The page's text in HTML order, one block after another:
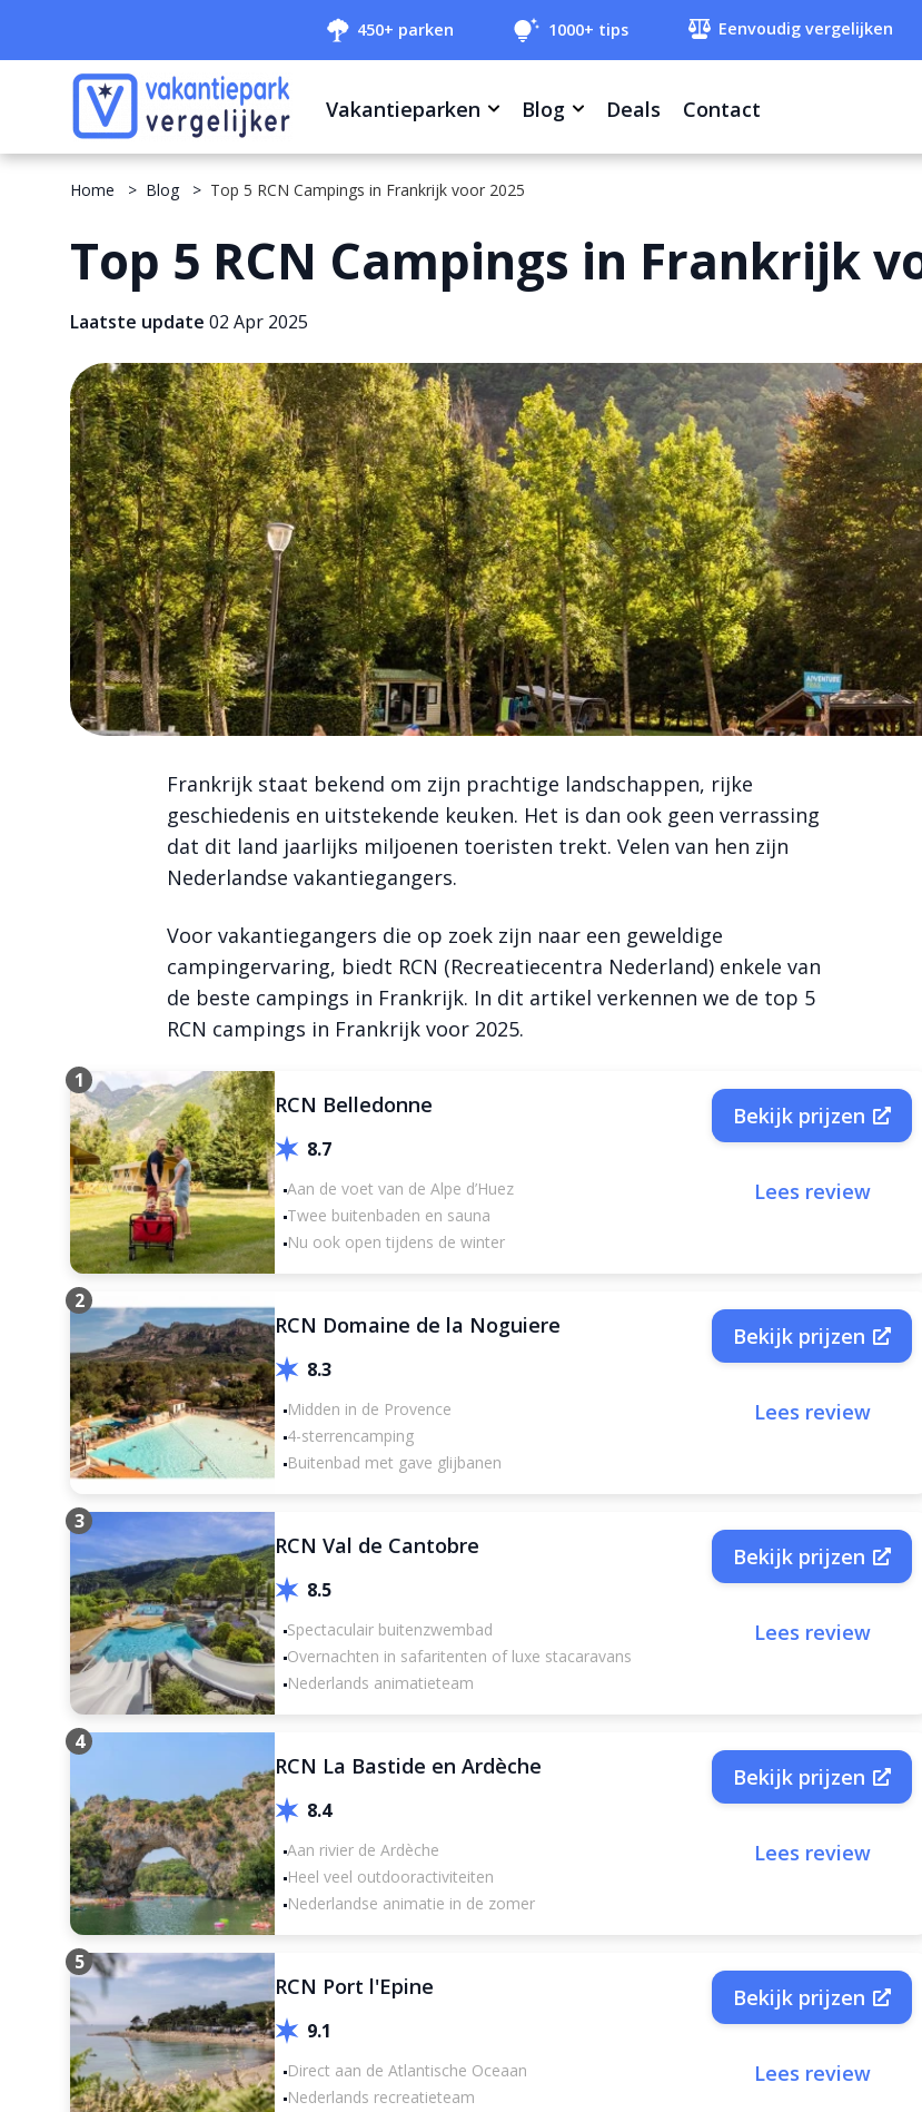
450+ parken 1000+ tips Eenvoudig vergelijken
Vakantieparken Blog Deals Contact
Home Blog Top 5 RCN Campings in Frankrijk voor 2025
Top 5 RCN Campings in Frankrijk
Laatste update 02 Apr 2025
Frankrijk staat bekend om zijn prachtige landschappen, rijke
geschiedenis en uitstekende keuken. Het is dan ook geen verrassing
dat dit land jaarlijks miljoenen toeristen trekt. Velen van hen zijn
Nederlandse vakantiegangers.
Voor vakantiegangers die op zoek zijn naar een geweldige
campingervaring, biedt RCN (Recreatiecentra Nederland) enkele van
de beste campings in Frankrijk. In dit artikel verkennen we de top 5
RCN campings in Frankrijk voor 2025.
1
RCN Belledonne
8.7
Aan de voet van de Alpe d’Huez
Twee buitenbaden en sauna
Nu ook open tijdens de winter
Bekijk prijzen
Lees review
2
RCN Domaine de la Noguiere
8.3
Midden in de Provence
4-sterrencamping
Buitenbad met gave glijbanen
Bekijk prijzen
Lees review
3
RCN Val de Cantobre
8.5
Spectaculair buitenzwembad
Overnachten in safaritenten of luxe stacaravans
Nederlands animatieteam
Bekijk prijzen
Lees review
4
RCN La Bastide en Ardèche
8.4
Aan rivier de Ardèche
Heel veel outdooractiviteiten
Nederlandse animatie in de zomer
Bekijk prijzen
Lees review
5
RCN Port l'Epine
9.1
Direct aan de Atlantische Oceaan
Nederlands recreatieteam
Bekijk prijzen
Lees review